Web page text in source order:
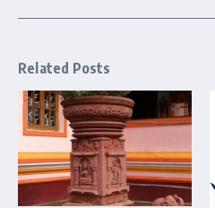
Related Posts